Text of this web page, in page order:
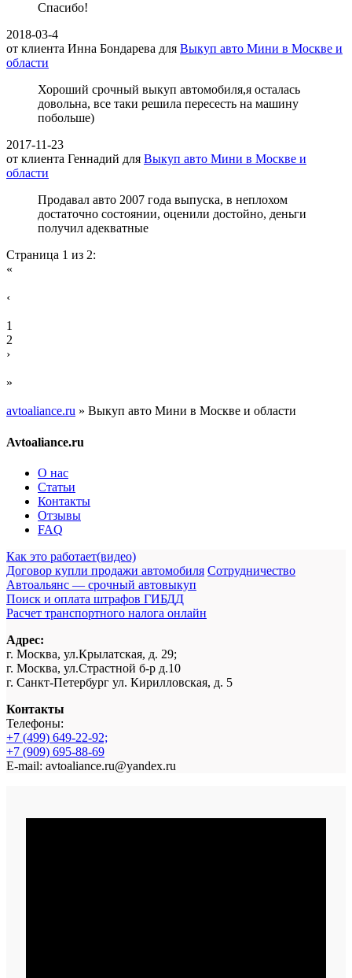
Спасибо!
2018-03-4
от клиента Инна Бондарева для Выкуп авто Мини в Москве и
области
Хороший срочный выкуп автомобиля,я осталась
довольна, все таки решила пересесть на машину
побольше)
2017-11-23
от клиента Геннадий для Выкуп авто Мини в Москве и
области
Продавал авто 2007 года выпуска, в неплохом
достаточно состоянии, оценили достойно, деньги
получил адекватные
Страница 1 из 2:
«
‹
1
2
›
»
avtoaliance.ru » Выкуп авто Мини в Москве и области
Avtoaliance.ru
О нас
Статьи
Контакты
Отзывы
FAQ
Как это работает(видео)
Договор купли продажи автомобиля Сотрудничество
Автоальянс — срочный автовыкуп
Поиск и оплата штрафов ГИБДД
Расчет транспортного налога онлайн
Адрес:
г. Москва, ул.Крылатская, д. 29;
г. Москва, ул.Страстной б-р д.10
г. Санкт-Петербург ул. Кирилловская, д. 5
Контакты
Телефоны:
+7 (499) 649-22-92;
+7 (909) 695-88-69
E-mail: avtoaliance.ru@yandex.ru